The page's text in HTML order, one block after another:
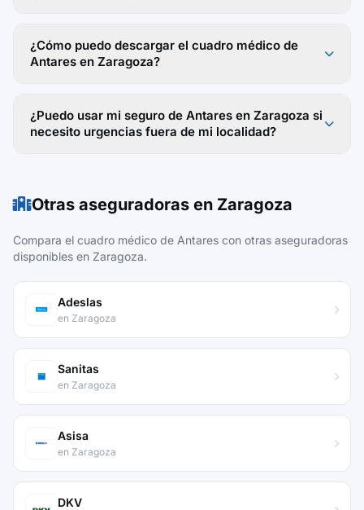
¿Cómo puedo descargar el cuadro médico de
Antares en Zaragoza?
¿Puedo usar mi seguro de Antares en Zaragoza si
necesito urgencias fuera de mi localidad?
Otras aseguradoras en Zaragoza
Compara el cuadro médico de Antares con otras aseguradoras
disponibles en Zaragoza.
Adeslas
en Zaragoza
Sanitas
en Zaragoza
Asisa
en Zaragoza
DKV